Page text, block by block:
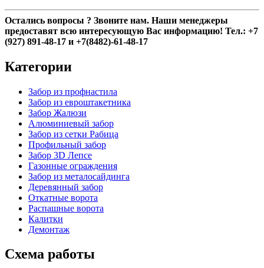
Остались вопросы ? Звоните нам. Наши менеджеры
предоставят всю интересующую Вас информацию! Тел.: +7
(927) 891-48-17 и +7(8482)-61-48-17
Категории
Забор из профнастила
Забор из евроштакетника
Забор Жалюзи
Алюминиевый забор
Забор из сетки Рабица
Профильный забор
Забор 3D Лепсе
Газонные ограждения
Забор из металосайдинга
Деревянный забор
Откатные ворота
Распашные ворота
Калитки
Демонтаж
Схема работы